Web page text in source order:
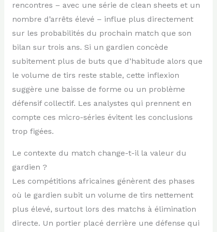
rencontres – avec une série de clean sheets et un
nombre d’arrêts élevé – influe plus directement
sur les probabilités du prochain match que son
bilan sur trois ans. Si un gardien concède
subitement plus de buts que d’habitude alors que
le volume de tirs reste stable, cette inflexion
suggère une baisse de forme ou un problème
défensif collectif. Les analystes qui prennent en
compte ces micro-séries évitent les conclusions
trop figées.
Le contexte du match change-t-il la valeur du
gardien ?
Les compétitions africaines génèrent des phases
où le gardien subit un volume de tirs nettement
plus élevé, surtout lors des matchs à élimination
directe. Un portier placé derrière une défense qui